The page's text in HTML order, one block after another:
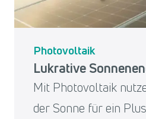
Photovoltaik
Lukrative
Mit Photovoltaik
der Sonne für ein